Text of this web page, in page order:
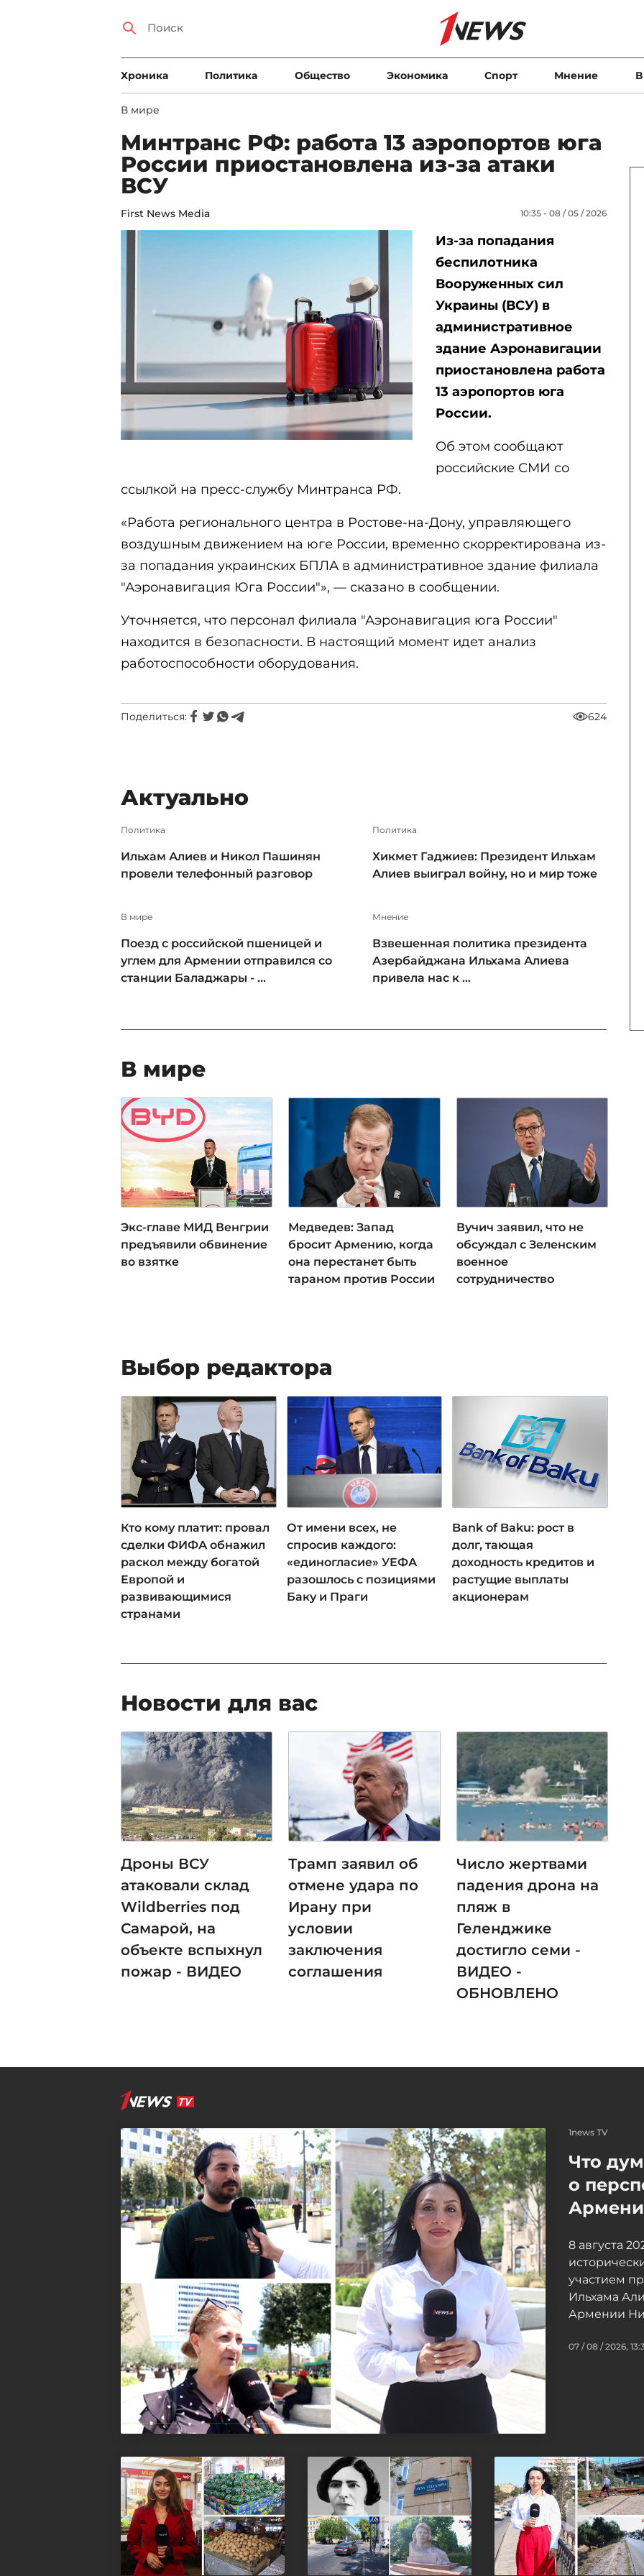
Xроника Политика Общество Экономика Спорт Мнение
В мире
Минтранс РФ: работа 13 аэропортов юга
России приостановлена из-за атаки
ВСУ
First News Media 10:35 - 08 / 05 / 2026
Из-за попадания
беспилотника
Вооруженных сил
Украины (ВСУ) в
административное
здание Аэронавигации
приостановлена работа
13 аэропортов юга
России.
Об этом сообщают
российские СМИ со
ссылкой на пресс-службу Минтранса РФ.
«Работа регионального центра в Ростове-на-Дону, управляющего
воздушным движением на юге России, временно скорректирована из-
за попадания украинских БПЛА в административное здание филиала
"Аэронавигация Юга России"», — сказано в сообщении.
Уточняется, что персонал филиала "Аэронавигация юга России"
находится в безопасности. В настоящий момент идет анализ
работоспособности оборудования.
Поделиться: 624
Актуально
Политика
Ильхам Алиев и Никол Пашинян
провели телефонный разговор
Политика
Хикмет Гаджиев: Президент Ильхам
Алиев выиграл войну, но и мир тоже
В мире
Поезд с российской пшеницей и
углем для Армении отправился со
станции Баладжары - ...
Мнение
Взвешенная политика президента
Азербайджана Ильхама Алиева
привела нас к ...
В мире
Экс-главе МИД Венгрии
предъявили обвинение
во взятке
Медведев: Запад
бросит Армению, когда
она перестанет быть
тараном против России
Вучич заявил, что не
обсуждал с Зеленским
военное
сотрудничество
Выбор редактора
Кто кому платит: провал
сделки ФИФА обнажил
раскол между богатой
Европой и
развивающимися
странами
От имени всех, не
спросив каждого:
«единогласие» УЕФА
разошлось с позициями
Баку и Праги
Bank of Baku: рост в
долг, тающая
доходность кредитов и
растущие выплаты
акционерам
Новости для вас
Дроны ВСУ
атаковали склад
Wildberries под
Самарой, на
объекте вспыхнул
пожар - ВИДЕО
Трамп заявил об
отмене удара по
Ирану при
условии
заключения
соглашения
Число жертвами
падения дрона на
пляж в
Геленджике
достигло семи -
ВИДЕО -
ОБНОВЛЕНО
1news TV
Что
о
8 августа
участием
Ильхама
Армении
07 / 08 / 2026,